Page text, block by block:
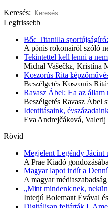
Keresés:
Legfrissebb
Bőd Titanilla
A pónis rokonairól szóló
Tekintettel kell lenni a
Michal Vašečka, Kristína
Koszorús Rita
Beszélgetés Koszorús
Ravasz Ábel: Ha az állam
Beszélgetés Ravasz Ábel
Identitásaink,
Eva Andrejčáková, Valerij
Rövid
Megjelent Legéndy Jácint
A Prae Kiadó
Magyar lapot indít a
A magyar
„Mint mindenkinek,
Interjú Bolemant Évával
Digitálisan feltárták I.